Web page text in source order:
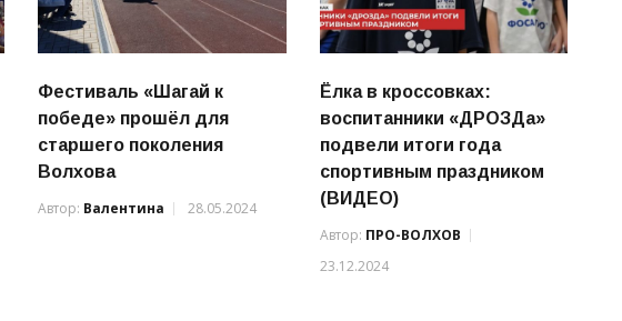
Фестиваль «Шагай к
победе» прошёл для
старшего поколения
Волхова
Автор: Валентина 28.05.2024
Ёлка в кроссовках:
воспитанники «ДРОЗДа»
подвели итоги года
спортивным праздником
(ВИДЕО)
Автор: ПРО-ВОЛХОВ
23.12.2024